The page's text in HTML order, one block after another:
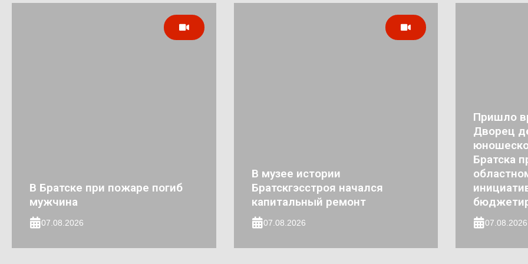
В Братске при пожаре погиб
мужчина
07.08.2026
В музее истории
Братскгэсстроя начался
капитальный ремонт
07.08.2026
Пришло
Дворец
Братска
07.08.2026